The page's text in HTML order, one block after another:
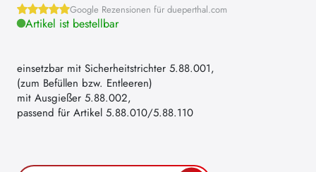
Google Rezensionen für dueperthal.com
Artikel ist bestellbar
einsetzbar mit Sicherheitstrichter 5.88.001,
(zum Befüllen bzw. Entleeren)
mit Ausgießer 5.88.002,
passend für Artikel 5.88.010/5.88.110